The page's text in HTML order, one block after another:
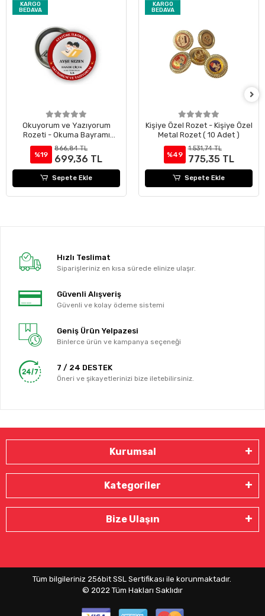
KARGO
BEDAVA
Okuyorum ve Yazıyorum
Rozeti - Okuma Bayramı
Rozeti ( 24 Adet )
%19
866,84 TL
699,36 TL
Sepete Ekle
KARGO
BEDAVA
Kişiye Özel Rozet - Kişiye Özel
Metal Rozet ( 10 Adet )
%49
1.531,74 TL
775,35 TL
Sepete Ekle
Hızlı Teslimat
Siparişleriniz en kısa sürede elinize ulaşır.
Güvenli Alışveriş
Güvenli ve kolay ödeme sistemi
Geniş Ürün Yelpazesi
Binlerce ürün ve kampanya seçeneği
7 / 24 DESTEK
Öneri ve şikayetlerinizi bize iletebilirsiniz.
Kurumsal
Kategoriler
Bize Ulaşın
Tüm bilgileriniz 256bit SSL Sertifikası ile korunmaktadır.
© 2022 Tüm Hakları Saklıdır